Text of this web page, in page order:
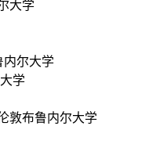
大学
内尔大学
学
敦布鲁内尔大学